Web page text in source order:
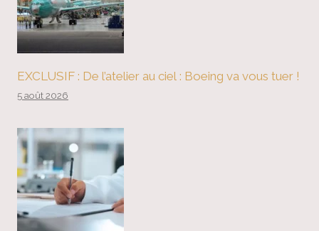
EXCLUSIF : De l’atelier au ciel : Boeing va vous tuer !
5 août 2026